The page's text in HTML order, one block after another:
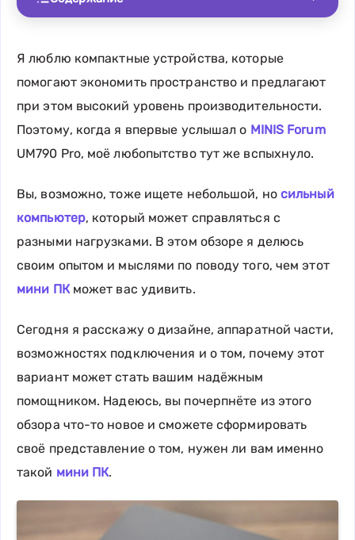
Я люблю компактные устройства, которые
помогают экономить пространство и предлагают
при этом высокий уровень производительности.
Поэтому, когда я впервые услышал о MINIS Forum
UM790 Pro, моё любопытство тут же вспыхнуло.
Вы, возможно, тоже ищете небольшой, но сильный
компьютер, который может справляться с
разными нагрузками. В этом обзоре я делюсь
своим опытом и мыслями по поводу того, чем этот
мини ПКможет вас удивить.
Сегодня я расскажу о дизайне, аппаратной части,
возможностях подключения и о том, почему этот
вариант может стать вашим надёжным
помощником. Надеюсь, вы почерпнёте из этого
обзора что-то новое и сможете сформировать
своё представление о том, нужен ли вам именно
такой мини ПК.